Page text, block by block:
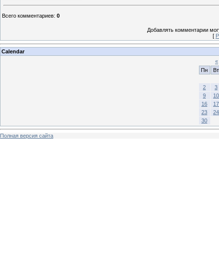
Всего комментариев: 0
Добавлять комментарии
[
Calendar
«
Пн
Вт
2
3
9
10
16
17
23
24
30
Полная версия сайта